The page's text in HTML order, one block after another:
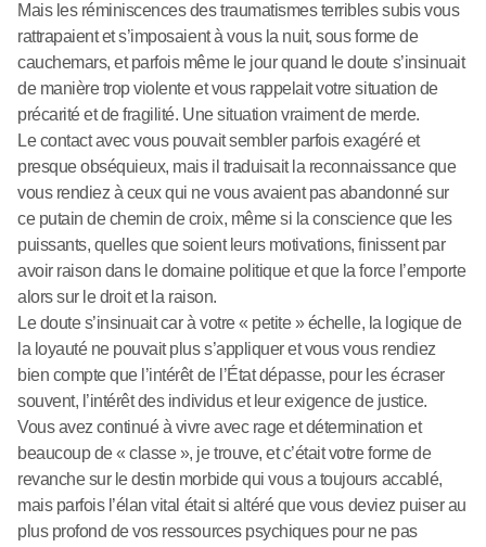
Mais les réminiscences des traumatismes terribles subis vous
rattrapaient et s’imposaient à vous la nuit, sous forme de
cauchemars, et parfois même le jour quand le doute s’insinuait
de manière trop violente et vous rappelait votre situation de
précarité et de fragilité. Une situation vraiment de merde.
Le contact avec vous pouvait sembler parfois exagéré et
presque obséquieux, mais il traduisait la reconnaissance que
vous rendiez à ceux qui ne vous avaient pas abandonné sur
ce putain de chemin de croix, même si la conscience que les
puissants, quelles que soient leurs motivations, finissent par
avoir raison dans le domaine politique et que la force l’emporte
alors sur le droit et la raison.
Le doute s’insinuait car à votre « petite » échelle, la logique de
la loyauté ne pouvait plus s’appliquer et vous vous rendiez
bien compte que l’intérêt de l’État dépasse, pour les écraser
souvent, l’intérêt des individus et leur exigence de justice.
Vous avez continué à vivre avec rage et détermination et
beaucoup de « classe », je trouve, et c’était votre forme de
revanche sur le destin morbide qui vous a toujours accablé,
mais parfois l’élan vital était si altéré que vous deviez puiser au
plus profond de vos ressources psychiques pour ne pas